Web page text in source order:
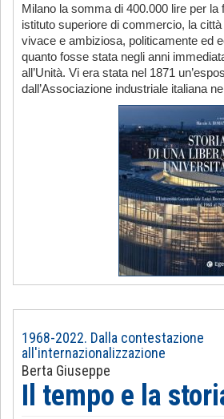
Milano la somma di 400.000 lire per la
istituto superiore di commercio, la
vivace e ambiziosa, politicamente ed
quanto fosse stata negli anni
all’Unità. Vi era stata nel 1871
dall’Associazione industriale italiana
1968-2022. Dalla contestazione
all'internazionalizzazione
Berta Giuseppe
Il tempo e la